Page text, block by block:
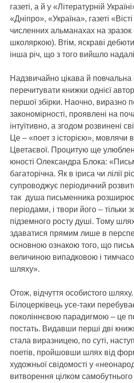
газеті, а й у «Літературній
«Дніпро», «Україна», газеті
численних альманахах на
школяркою). Втім, яскраві
інша річ, що з того вийшло
Надзвичайно цікава й повчальна
перечитувати книжки однієї
першої збірки. Наочно, виразно
закономірності, проявлені на
інтуїтивно, а згодом розвинені
Це – «поет з історією»,
Цветаєвої. Процитую ще
юності Олександра Блока:
багаторічна. Як в іриса чи лілії
супроводжує періодичний
так душа письменника
періодами, і твори його – тільки
підземного росту душі. Тому
здаватися прямим лише в
основною ознакою того, що
величиною випадковою і
шляху».
Отож, відчуття особистого
Білоцерківець усе-таки
поколіннєвою парадигмою – це
постать. Видавши перші дві
стала виразницею, по суті,
поетів, пройшовши шлях від
художньої свідомості у
витворення цілком